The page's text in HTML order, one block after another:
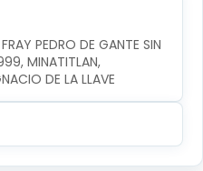
PEDRO DE GANTE SIN
MINATITLAN,
DE LA LLAVE